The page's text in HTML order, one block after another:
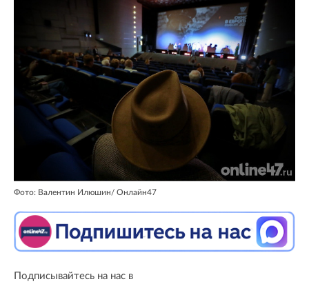
Фото: Валентин Илюшин/ Oнлайн47
Подписывайтесь на нас в